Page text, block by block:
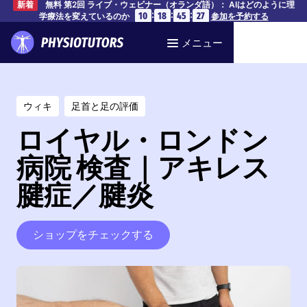
新着
無料 第2回 ライブ・ウェビナー（オランダ語）： AIはどのように理
学療法を変えているのか
10 : 18 : 45 : 26 参加を予約する
メニュー
ウィキ 足首と足の評価
ロイヤル・ロンドン
病院 検査｜アキレス
腱症／腱炎
ショップをチェックする